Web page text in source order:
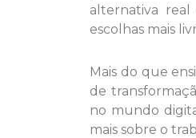
alternativa real
escolhas mais
Mais do que
de
no mundo
mais sobre o